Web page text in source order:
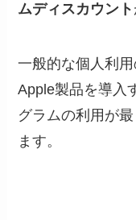
ムディスカウント
一般的な個人利
Apple製品を導入
グラムの利用が
ます。